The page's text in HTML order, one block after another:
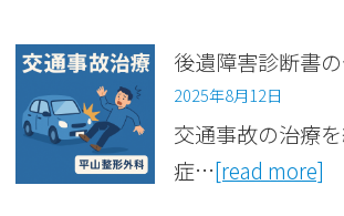
2025年8月12日
交通事故の治療
症…[read more]